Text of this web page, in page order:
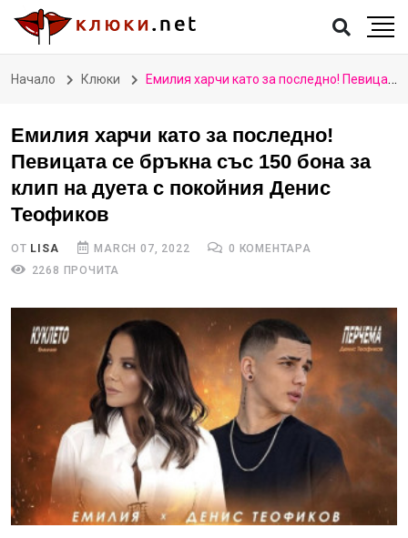
Начало Клюки Емилия харчи като за последно! Певицата се бръкна със 150 бона за клип на дуета с покойния Денис Теофиков
Емилия харчи като за последно!
Певицата се бръкна със 150 бона за
клип на дуета с покойния Денис
Теофиков
ОТ LISA MARCH 07, 2022
0 КОМЕНТАРА
2268 ПРОЧИТА